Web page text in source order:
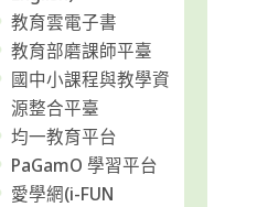
教育雲電子書
教育部磨課師平臺
國中小課程與教學資
源整合平臺
均一教育平台
PaGamO 學習平台
愛學網(i-FUN